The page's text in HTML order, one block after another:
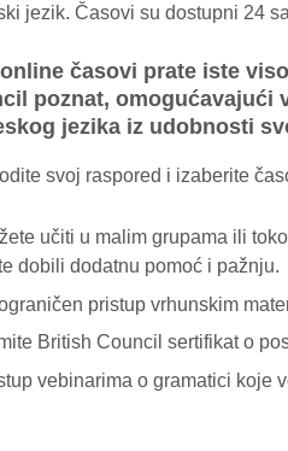
jezik. Časovi su dostupni 24
časovi prate iste
poznat, omogućavajući
jezika iz udobnosti
svoj raspored i izaberite
učiti u malim grupama ili
dobili dodatnu pomoć i pažnju.
pristup vrhunskim
British Council sertifikat o
vebinarima o gramatici koje